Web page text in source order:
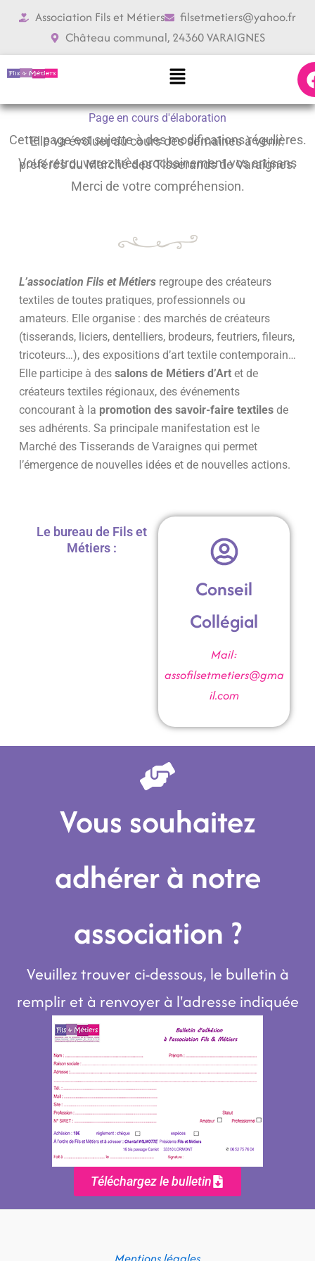
Aller
Association Fils et Métiers
filsetmetiers@yahoo.fr
Château communal, 24360 VARAIGNES
Menu
Page en cours d'élaboration
Cette page est sujette à des modifications régulières. Elle va évoluer au cours des semaines à venir.
Vous retrouverez très prochainement vos artisans préférés du Marché des Tisserands de Varaignes.
Merci de votre compréhension.
L’association Fils et Métiersregroupe des créateurs
textiles de toutes pratiques, professionnels ou
amateurs. Elle organise : des marchés de créateurs
(tisserands, liciers, dentelliers, brodeurs, feutriers, fileurs,
tricoteurs…), des expositions d’art textile contemporain…
Elle participe à des salons de Métiers d’Artet de
créateurs textiles régionaux, des événements
concourant à la promotion des savoir-faire textilesde
ses adhérents. Sa principale manifestation est le
Marché des Tisserands de Varaignes qui permet
l’émergence de nouvelles idées et de nouvelles actions.
Le bureau de Fils et
Métiers :
Conseil
Collégial
Mail:
assofilsetmetiers@gma
il.com
Vous souhaitez
adhérer à notre
association ?
Veuillez trouver ci-dessous, le bulletin à
remplir et à renvoyer à l'adresse indiquée
Téléchargez le bulletin